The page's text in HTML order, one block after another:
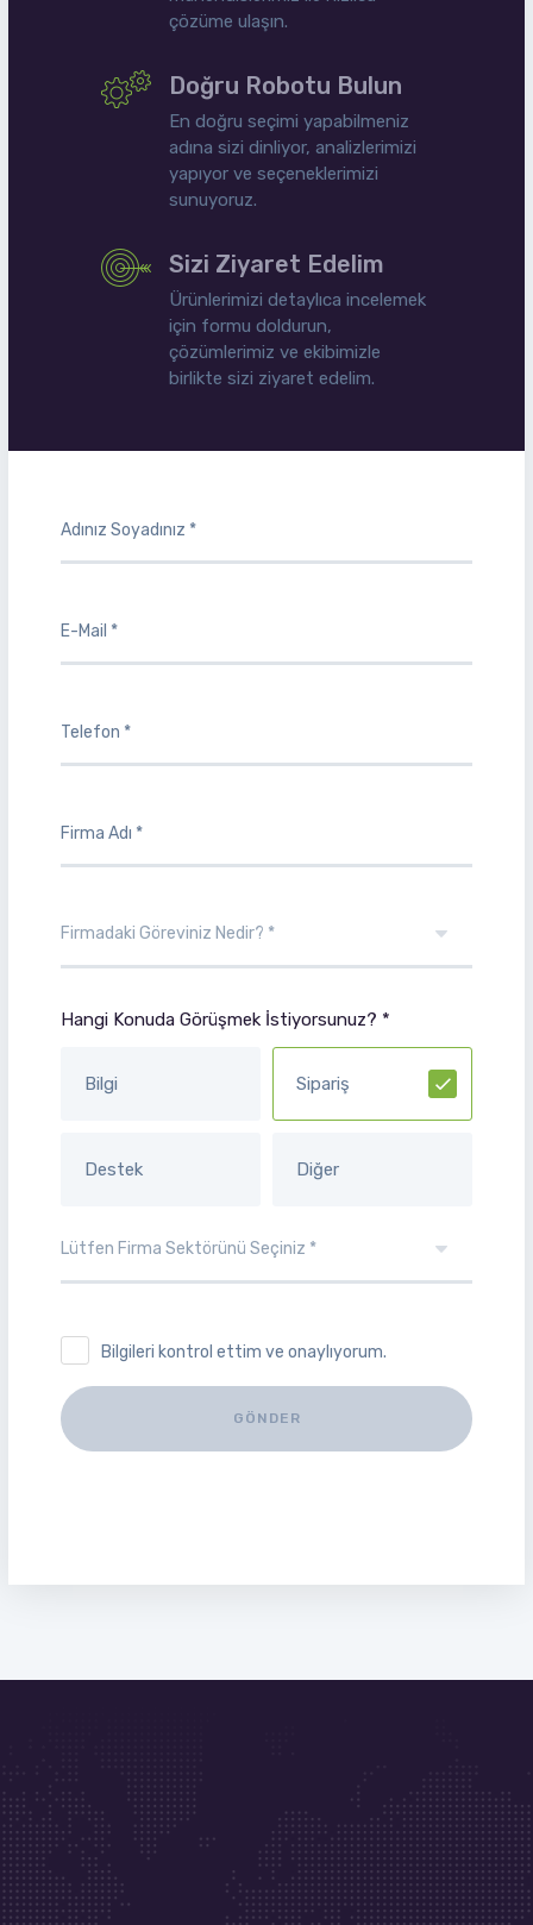
çözüme ulaşın.
Doğru Robotu Bulun
En doğru seçimi yapabilmeniz
adına sizi dinliyor, analizlerimizi
yapıyor ve seçeneklerimizi
sunuyoruz.
Sizi Ziyaret Edelim
Ürünlerimizi detaylıca incelemek
için formu doldurun,
çözümlerimiz ve ekibimizle
birlikte sizi ziyaret edelim.
Hangi Konuda Görüşmek İstiyorsunuz? *
Bilgi Sipariş
Destek Diğer
Bilgileri kontrol ettim ve onaylıyorum.